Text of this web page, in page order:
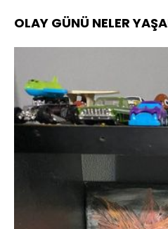
OLAY GÜNÜ NELER